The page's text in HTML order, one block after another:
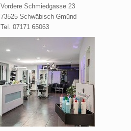
Vordere Schmiedgasse 23
73525 Schwäbisch Gmünd
Tel. 07171 65063